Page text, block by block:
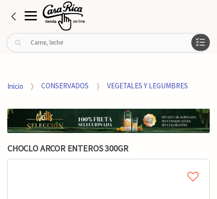
B
u
r
o
r
:
Inicio CONSERVADOS VEGETALES Y LEGUMBRES
CHOCLO ARCOR ENTEROS 300GR